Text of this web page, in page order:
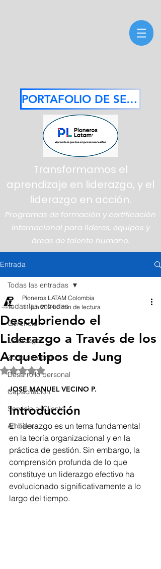
PORTAFOLIO DE SERVICIOS 2026
Transformamos el
aprendizaje en liderazgo, y el
liderazgo en acción.
Programas de formación y certificación
internacional para líderes, equipos y
áreas de talento humano.
Entrada
Todas las entradas
Gerencia
Liderazgo
Zona de confort
Desarrollo personal
Capacitación
Servicio al Cliente
Ambiental
Todas las entradas
Descubriendo el
Liderazgo a Través de los
Arquetipos de Jung
Pioneros LATAM Colombia
11 jun 2024 6 min de lectura
Obtuvo NaN de 5 estrellas.
JOSE MANUEL VECINO P.
Introducción
El liderazgo es un tema fundamental
en la teoría organizacional y en la
práctica de gestión. Sin embargo, la
comprensión profunda de lo que
constituye un liderazgo efectivo ha
evolucionado significativamente a lo
largo del tiempo.